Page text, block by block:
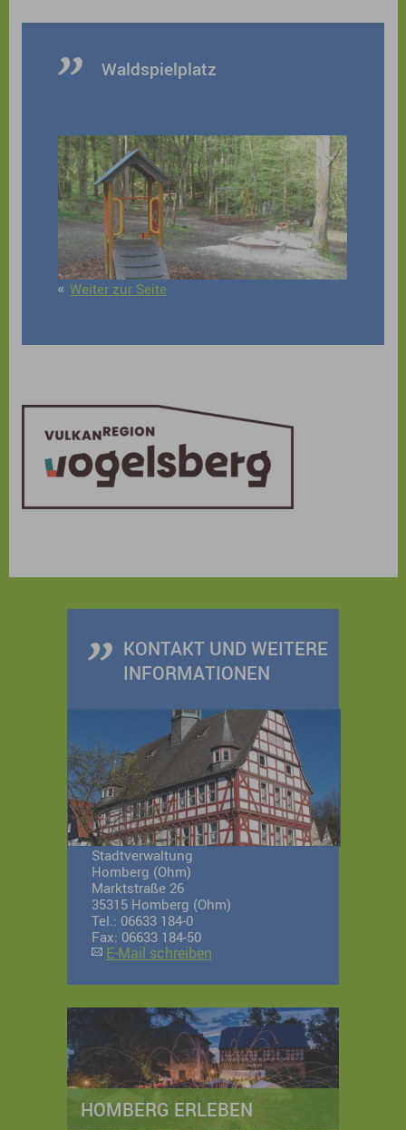
Waldspielplatz
Weiter zur Seite
KONTAKT UND WEITERE
INFORMATIONEN
Stadtverwaltung
Homberg (Ohm)
Marktstraße 26
35315 Homberg (Ohm)
Tel.: 06633 184-0
Fax: 06633 184-50
E-Mail schreiben
HOMBERG ERLEBEN